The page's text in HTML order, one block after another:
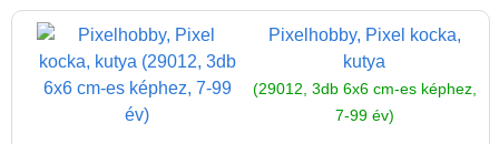
Pixelhobby, Pixel kocka,
kutya
(29012, 3db 6x6 cm-es képhez,
7-99 év)